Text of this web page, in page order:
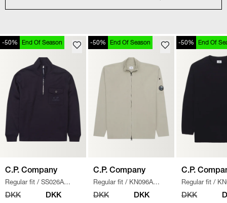
-50% End Of Season
C.P. Company
Regular fit / SS026A
005086W SWEATSHIRT
DKK
DKK
-50% End Of Season
C.P. Company
Regular fit / KN096A
110560A STRIK / SAND
DKK
DKK
-50% End Of
C.P.
Regular fit /
/ NAVY
DKK